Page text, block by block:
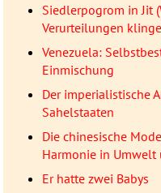
Siedlerpogrom in Jit
Verurteilungen
Venezuela:
Einmischung
Der imperialistische
Sahelstaaten
Die chinesische
Harmonie in Umwelt
Er hatte zwei Babys